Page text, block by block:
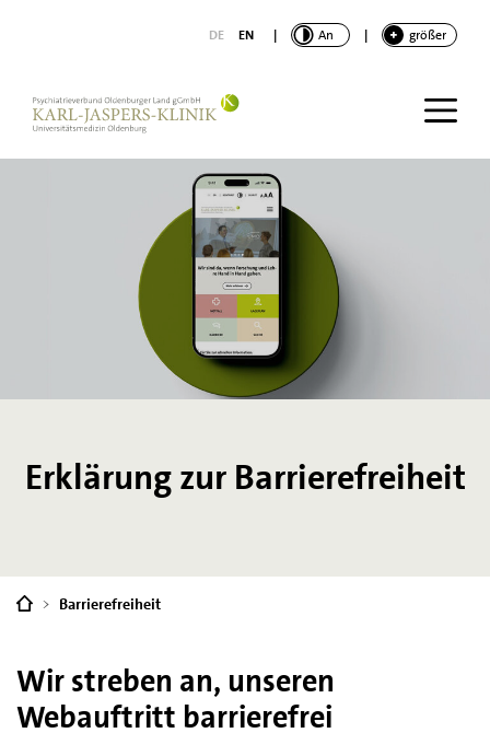
DE EN | KONTRAST
An | SCHRIFTgrößer
Erklärung zur Barrierefreiheit
Sie
sind
Barrierefreiheit
Wir streben an, unseren
Webauftritt barrierefrei